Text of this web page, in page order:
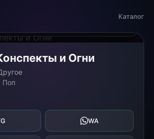
Каталог
и Огни
Поп
WA